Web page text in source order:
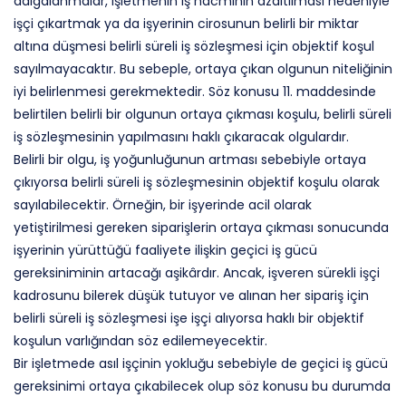
işçi çıkartmak ya da işyerinin cirosunun belirli bir miktar
altına düşmesi belirli süreli iş sözleşmesi için objektif koşul
sayılmayacaktır. Bu sebeple, ortaya çıkan olgunun niteliğinin
iyi belirlenmesi gerekmektedir. Söz konusu 11. maddesinde
belirtilen belirli bir olgunun ortaya çıkması koşulu, belirli süreli
iş sözleşmesinin yapılmasını haklı çıkaracak olgulardır.
Belirli bir olgu, iş yoğunluğunun artması sebebiyle ortaya
çıkıyorsa belirli süreli iş sözleşmesinin objektif koşulu olarak
sayılabilecektir. Örneğin, bir işyerinde acil olarak
yetiştirilmesi gereken siparişlerin ortaya çıkması sonucunda
işyerinin yürüttüğü faaliyete ilişkin geçici iş gücü
gereksiniminin artacağı aşikârdır. Ancak, işveren sürekli işçi
kadrosunu bilerek düşük tutuyor ve alınan her sipariş için
belirli süreli iş sözleşmesi işe işçi alıyorsa haklı bir objektif
koşulun varlığından söz edilemeyecektir.
Bir işletmede asıl işçinin yokluğu sebebiyle de geçici iş gücü
gereksinimi ortaya çıkabilecek olup söz konusu bu durumda